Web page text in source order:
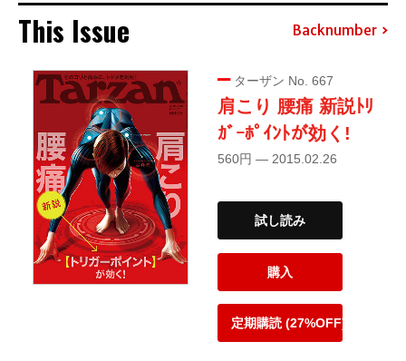
This Issue Backnumber
ターザン No. 667
肩こり 腰痛 新説ﾄﾘ
ｶﾞｰﾎﾟｲﾝﾄが効く!
560円 — 2015.02.26
試し読み
購入
定期購読 (27%OFF)